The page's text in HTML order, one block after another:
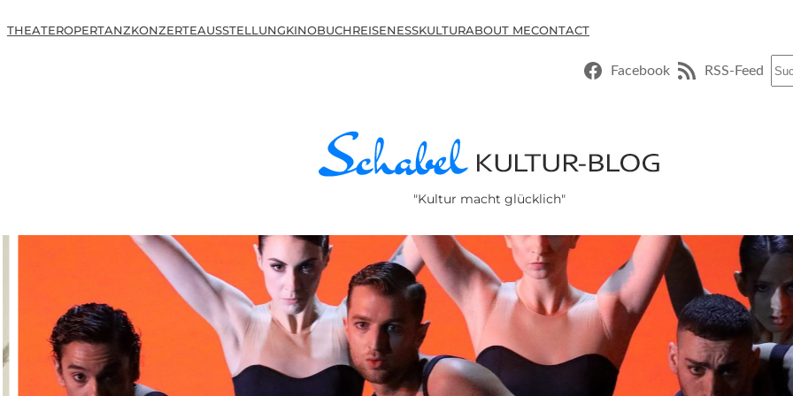
THEATEROPERTANZKONZERTEAUSSTELLUNGKINOBUCHREISENESSKULTURABOUT MECONTACT
Facebook RSS-Feed
"Kultur macht glücklich"